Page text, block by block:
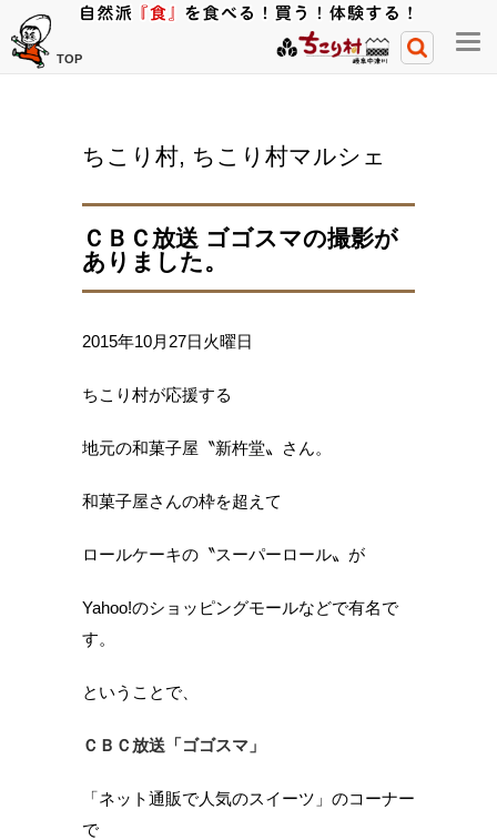
TOP
メ
ニ
ちこり村, ちこり村マルシェ
ＣＢＣ放送 ゴゴスマの撮影が
ありました。
2015年10月27日火曜日
ちこり村が応援する
地元の和菓子屋〝新杵堂〟さん。
和菓子屋さんの枠を超えて
ロールケーキの〝スーパーロール〟が
Yahoo!のショッピングモールなどで有名で
す。
ということで、
ＣＢＣ放送「ゴゴスマ」
「ネット通販で人気のスイーツ」のコーナー
で